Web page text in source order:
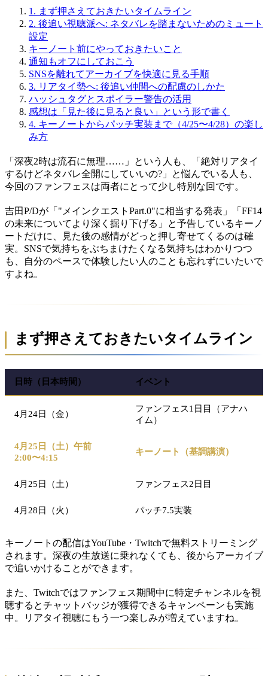
1. まず押さえておきたいタイムライン
2. 後追い視聴派へ: ネタバレを踏まないためのミュート
設定
キーノート前にやっておきたいこと
通知もオフにしておこう
SNSを離れてアーカイブを快適に見る手順
3. リアタイ勢へ: 後追い仲間への配慮のしかた
ハッシュタグとスポイラー警告の活用
感想は「見た後に見ると良い」という形で書く
4. キーノートからパッチ実装まで（4/25〜4/28）の楽し
み方
「深夜2時は流石に無理……」という人も、「絶対リアタイ
するけどネタバレ全開にしていいの?」と悩んでいる人も、
今回のファンフェスは両者にとって少し特別な回です。
吉田P/Dが「"メインクエストPart.0"に相当する発表」「FF14
の未来についてより深く掘り下げる」と予告しているキーノ
ートだけに、見た後の感情がどっと押し寄せてくるのは確
実。SNSで気持ちをぶちまけたくなる気持ちはわかりつつ
も、自分のペースで体験したい人のことも忘れずにいたいで
すよね。
まず押さえておきたいタイムライン
日時（日本時間） イベント
4月24日（金）
ファンフェス1日目（アナハ
イム）
4月25日（土）午前
2:00〜4:15
キーノート（基調講演）
4月25日（土） ファンフェス2日目
4月28日（火） パッチ7.5実装
キーノートの配信はYouTube・Twitchで無料ストリーミング
されます。深夜の生放送に乗れなくても、後からアーカイブ
で追いかけることができます。
また、Twitchではファンフェス期間中に特定チャンネルを視
聴するとチャットバッジが獲得できるキャンペーンも実施
中。リアタイ視聴にもう一つ楽しみが増えていますね。